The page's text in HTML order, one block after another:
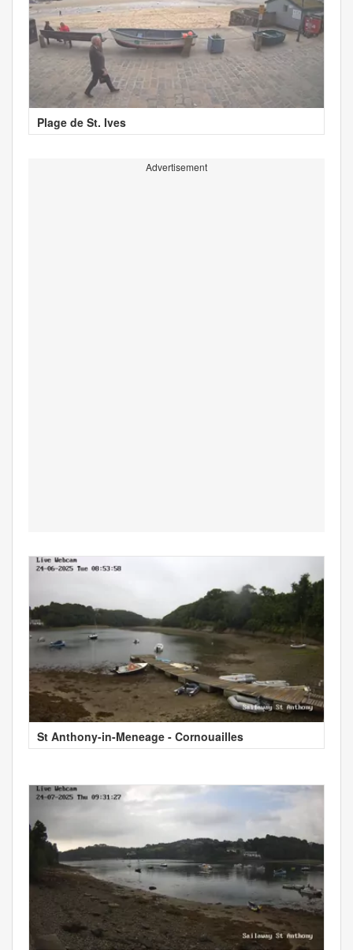
Plage de St. Ives
Advertisement
St Anthony-in-Meneage - Cornouailles